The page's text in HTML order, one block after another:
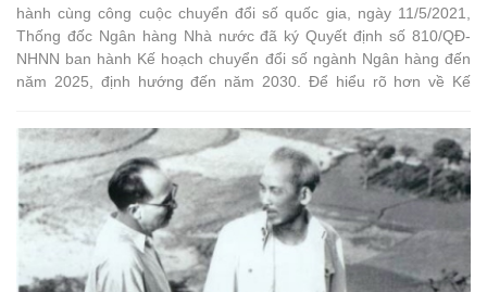
hành cùng công cuộc chuyển đổi số quốc gia, ngày 11/5/2021,
Thống đốc Ngân hàng Nhà nước đã ký Quyết định số 810/QĐ-
NHNN ban hành Kế hoạch chuyển đổi số ngành Ngân hàng đến
năm 2025, định hướng đến năm 2030. Để hiểu rõ hơn về Kế
Kim Anh - Phó Thống đốc Ngân hàng Nhà nước doThời báo Ngân
hàng thực hiện.